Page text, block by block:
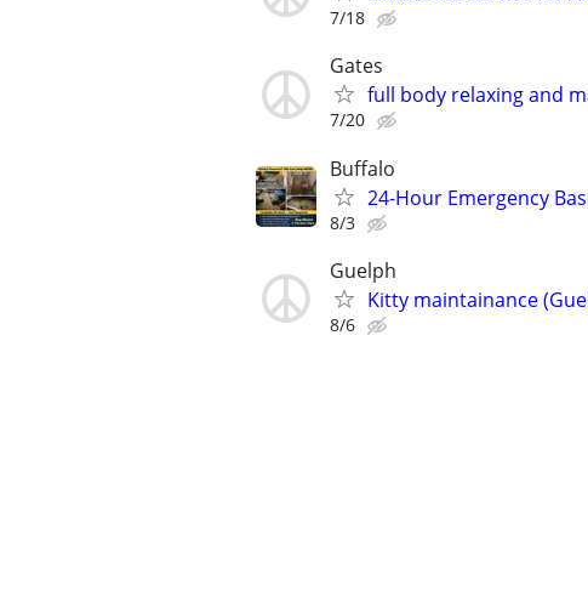
7/18
Gates
full body relaxing and
7/20
Buffalo
24-Hour Emergency
8/3
Guelph
Kitty maintainance
8/6